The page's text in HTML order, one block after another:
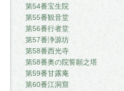
第54番宝生院
第55番観音堂
第56番行者堂
第57番浄源坊
第58番西光寺
第58番奥の院誓願之塔
第59番甘露庵
第60番江洞窟